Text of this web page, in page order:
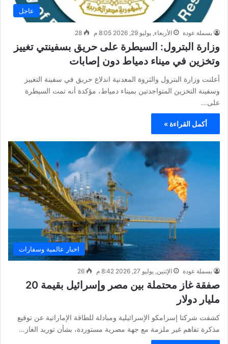
عاجل
بسملة عودة الأربعاء, يوليو 29, 2026 8:05 م 28
وزارة البترول: السيطرة على حريق بسفينتي تغييز
وتخزين في ميناء دمياط دون إصابات
أعلنت وزارة البترول والثروة المعدنية اندلاع حريق في سفينة التغييز
وسفينة التخزين المتواجدتين بميناء دمياط، مؤكدة أنه تمت السيطرة
على…
أكمل القراءة »
اخبار عالمية وسفارات
بسملة عودة الإثنين, يوليو 27, 2026 8:42 م 26
صفقة غاز محتملة بين مصر وإسرائيل بقيمة 20
مليار دولار
كشفت شركتا إسرامكو الإسرائيلية ومبادلة للطاقة الإماراتية عن توقيع
مذكرة تفاهم غير ملزمة مع جهة مصرية مستوردة، بشأن توريد الغاز…